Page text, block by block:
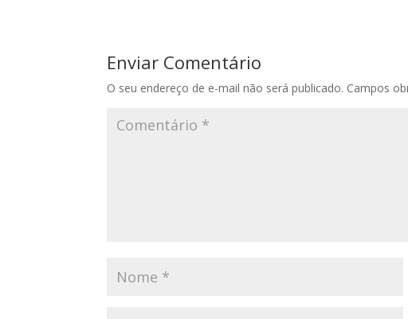
Enviar Comentário
O seu endereço de e-mail não será publicado. Campos